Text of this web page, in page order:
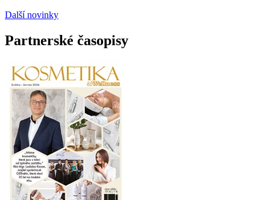
Další novinky
Partnerské časopisy